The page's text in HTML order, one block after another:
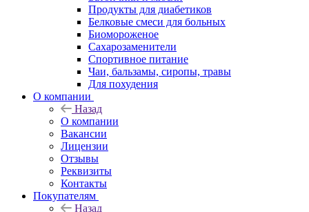
Продукты для диабетиков
Белковые смеси для больных
Биомороженое
Сахарозаменители
Спортивное питание
Чаи, бальзамы, сиропы, травы
Для похудения
О компании
Назад
О компании
Вакансии
Лицензии
Отзывы
Реквизиты
Контакты
Покупателям
Назад